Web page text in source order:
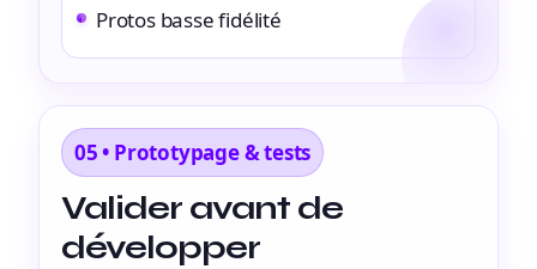
Protos basse fidélité
05 • Prototypage & tests
Valider avant de
développer